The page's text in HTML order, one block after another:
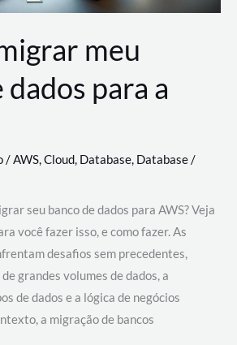
meu
dados para a
/AWS,Cloud, Database, Database/
seu banco de dados para AWS? Veja
você fazer isso, e como fazer. As
desafios sem precedentes,
grandes volumes de dados, a
de dados e a lógica de negócios
a migração de bancos